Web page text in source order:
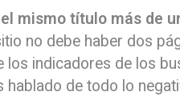
mismo título más de
no debe haber dos
los indicadores de los
hablado de todo lo